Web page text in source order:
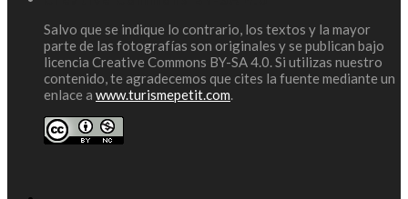
Salvo que se indique lo contrario, los textos y la mayor
parte de las fotografías son originales y se publican bajo
licencia Creative Commons BY-SA 4.0. Si utilizas nuestro
contenido, te agradecemos que cites la fuente mediante un
enlace a www.turismepetit.com